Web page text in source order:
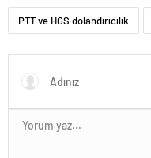
PTT ve HGS dolandırıcılık